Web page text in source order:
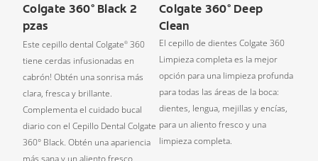
Colgate 360° Black 2
pzas
Este cepillo dental Colgate® 360
tiene cerdas infusionadas en
cabrón! Obtén una sonrisa más
clara, fresca y brillante.
Complementa el cuidado bucal
diario con el Cepillo Dental Colgate
360° Black. Obtén una apariencia
más sana y un aliento fresco.
Colgate 360° Deep
Clean
El cepillo de dientes Colgate 360
Limpieza completa es la mejor
opción para una limpieza profunda
para todas las áreas de la boca:
dientes, lengua, mejillas y encías,
para un aliento fresco y una
limpieza completa.